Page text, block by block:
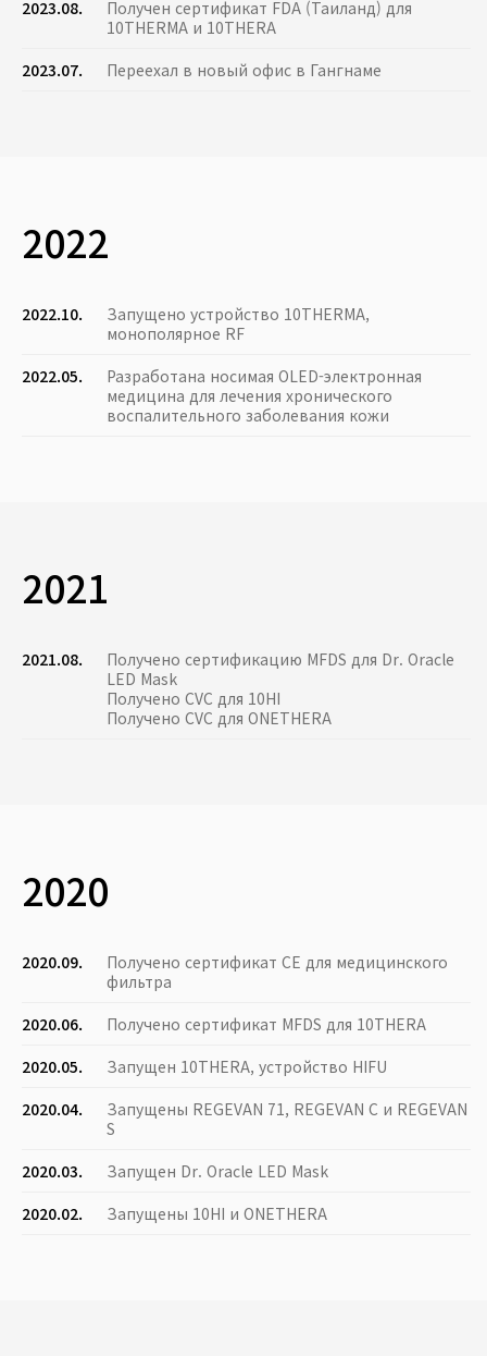
2023.08.
Получен сертификат FDA (Таиланд) для
10THERMA и 10THERA
2023.07.
Переехал в новый офис в Гангнаме
2022
2022.10.
Запущено устройство 10THERMA,
монополярное RF
2022.05.
Разработана носимая OLED-электронная
медицина для лечения хронического
воспалительного заболевания кожи
2021
2021.08.
Получено сертификацию MFDS для Dr. Oracle
LED Mask
Получено CVC для 10HI
Получено CVC для ONETHERA
2020
2020.09.
Получено сертификат CE для медицинского
фильтра
2020.06.
Получено сертификат MFDS для 10THERA
2020.05.
Запущен 10THERA, устройство HIFU
2020.04.
Запущены REGEVAN 71, REGEVAN C и REGEVAN
S
2020.03.
Запущен Dr. Oracle LED Mask
2020.02.
Запущены 10HI и ONETHERA